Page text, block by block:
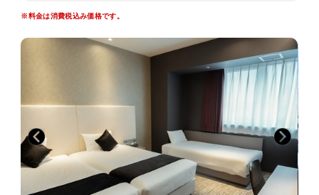
■10：00〜19：00
※刺青・TATTOが入っているお客様のプールのご利用をご遠慮いただ
■19：00〜23：00
■ご利用料金
・2025年4月1日〜2025年6月30日 2，000円/1名 (1ドリンク付き)
・2025年7月1日〜2025年10月31日 3，000円/1名 (1ドリンク付き)
・2025年11月1日〜2026年3月31日 2，000円/1名 (1ドリンク付き)
※料金は消費税込み価格です。